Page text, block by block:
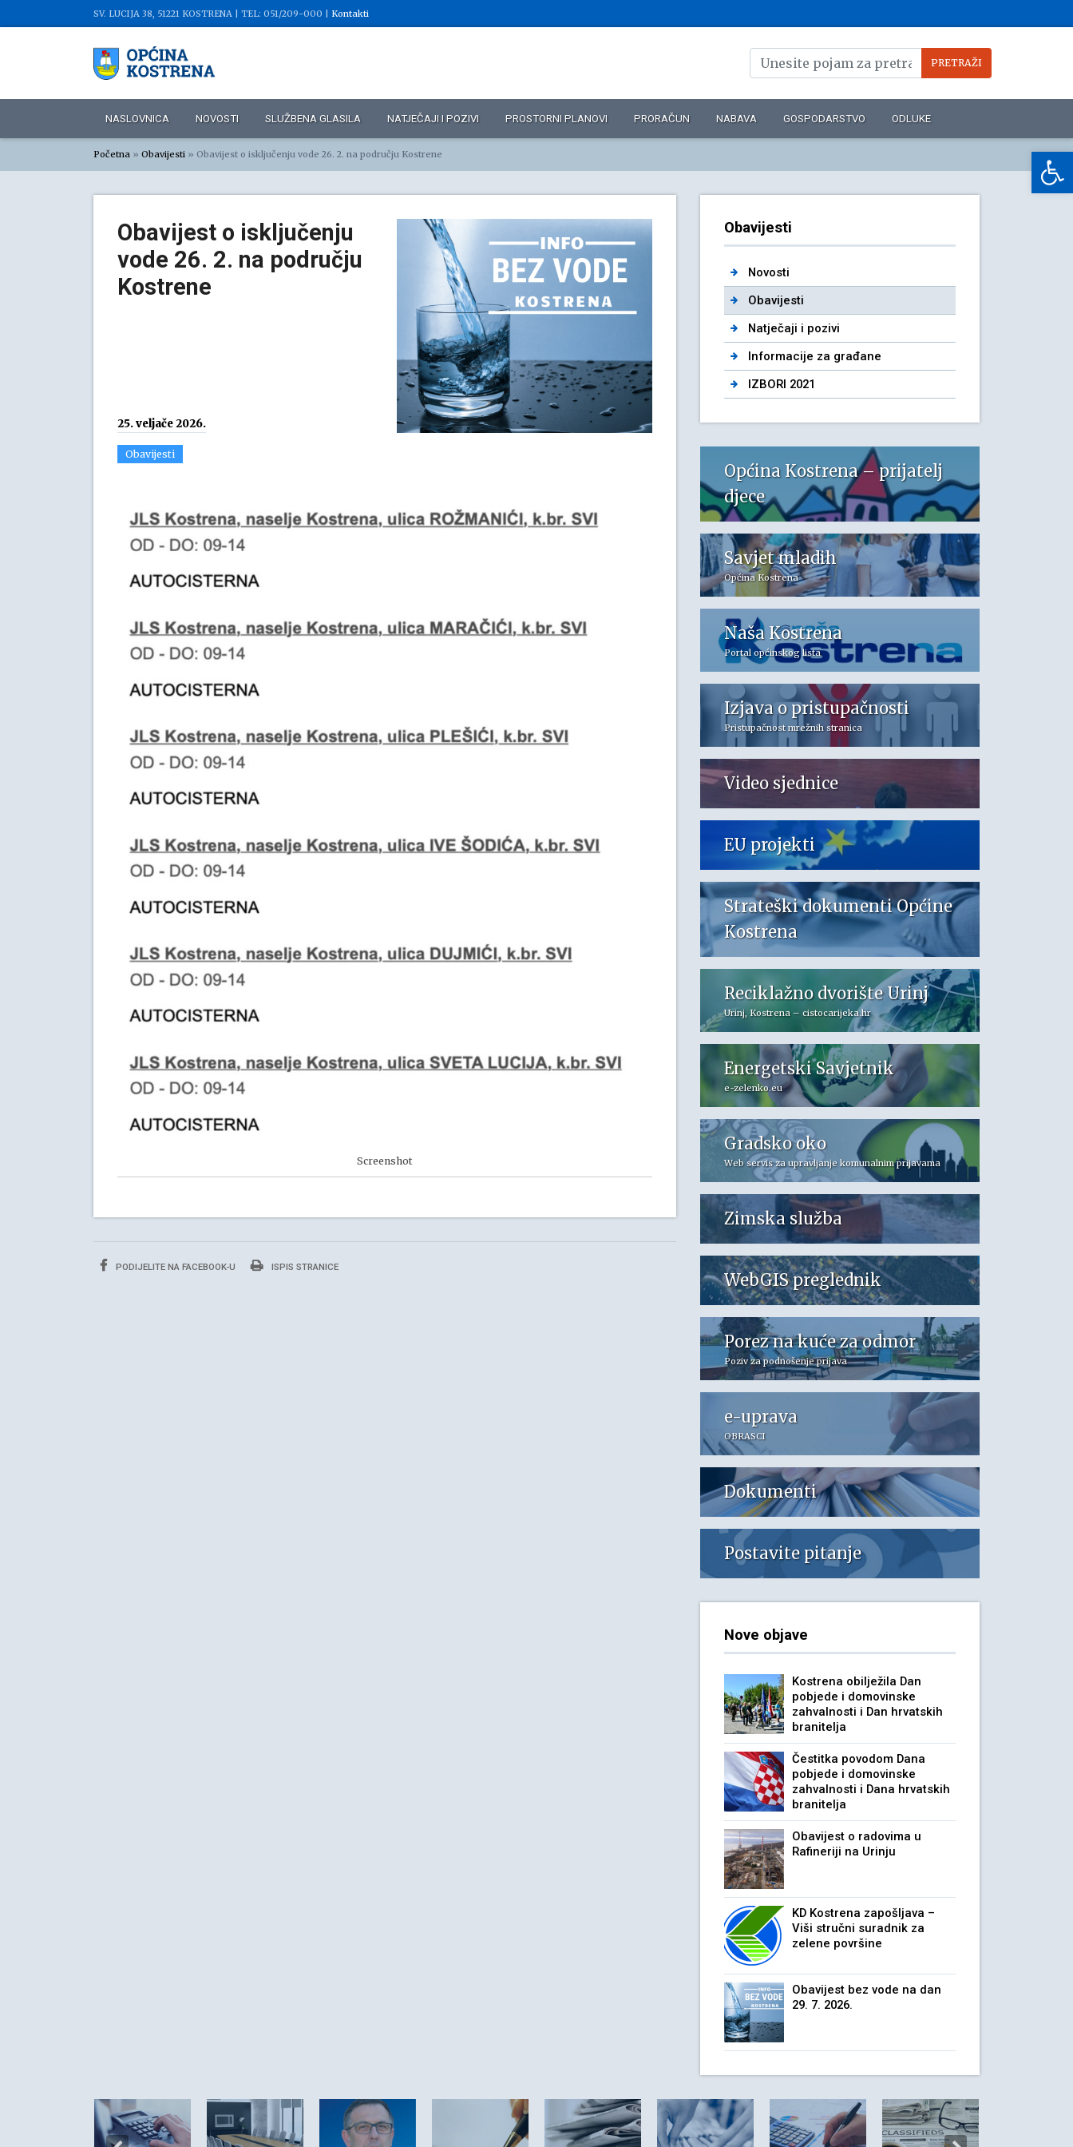
SV. LUCIJA 38, 51221 KOSTRENA | TEL: 051/209-000 | Kontakti
NASLOVNICA NOVOSTI SLUŽBENA GLASILA NATJEČAJI I POZIVI PROSTORNI PLANOVI PRORAČUN NABAVA GOSPODARSTVO ODLUKE
Početna » Obavijesti » Obavijest o isključenju vode 26. 2. na području Kostrene
Obavijest o isključenju
vode 26. 2. na području
Kostrene
25. veljače 2026.
Obavijesti
Screenshot
PODIJELITE NA FACEBOOK-U ISPIS STRANICE
Obavijesti
Novosti
Obavijesti
Natječaji i pozivi
Informacije za građane
IZBORI 2021
Općina Kostrena – prijatelj
djece
Savjet mladih
Općina Kostrena
Naša Kostrena
Portal općinskog lista
Izjava o pristupačnosti
Pristupačnost mrežnih stranica
Video sjednice
EU projekti
Strateški dokumenti Općine
Kostrena
Reciklažno dvorište Urinj
Urinj, Kostrena – cistocarijeka.hr
Energetski Savjetnik
e-zelenko.eu
Gradsko oko
Web servis za upravljanje komunalnim prijavama
Zimska služba
WebGIS preglednik
Porez na kuće za odmor
Poziv za podnošenje prijava
e-uprava
OBRASCI
Dokumenti
Postavite pitanje
Nove objave
Kostrena obilježila Dan
pobjede i domovinske
zahvalnosti i Dan hrvatskih
branitelja
Čestitka povodom Dana
pobjede i domovinske
zahvalnosti i Dana hrvatskih
branitelja
Obavijest o radovima u
Rafineriji na Urinju
KD Kostrena zapošljava –
Viši stručni suradnik za
zelene površine
Obavijest bez vode na dan
29. 7. 2026.